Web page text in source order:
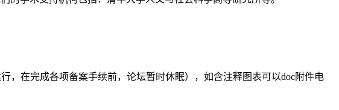
，在完成各项备案手续前，论坛暂时休眠），如含注释图表可以doc附件电